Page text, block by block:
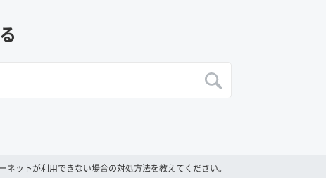
ネットが利用できない場合の対処方法を教えてください。